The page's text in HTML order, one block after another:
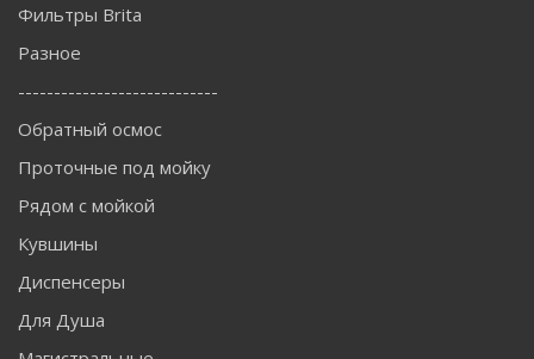
Фильтры Brita
Разное
----------------------------
Обратный осмос
Проточные под мойку
Рядом с мойкой
Кувшины
Диспенсеры
Для Душа